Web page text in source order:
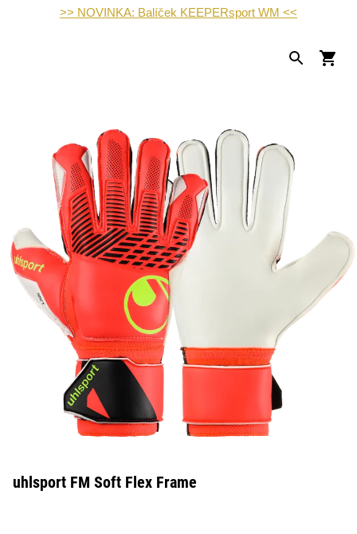
>> NOVINKA: Balíček KEEPERsport WM <<
uhlsport FM Soft Flex Frame